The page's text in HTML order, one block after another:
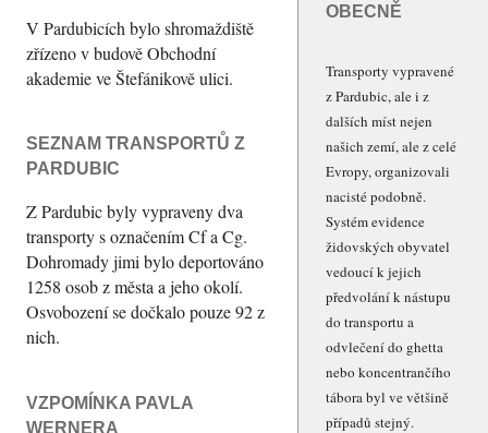
V Pardubicích bylo shromaždiště
zřízeno v budově Obchodní
akademie ve Štefánikově ulici.
SEZNAM TRANSPORTŮ Z
PARDUBIC
Z Pardubic byly vypraveny dva
transporty s označením Cf a Cg.
Dohromady jimi bylo deportováno
1258 osob z města a jeho okolí.
Osvobození se dočkalo pouze 92 z
nich.
VZPOMÍNKA PAVLA
WERNERA
OBECNĚ
Transporty vypravené
z Pardubic, ale i z
dalších míst nejen
našich zemí, ale z celé
Evropy, organizovali
nacisté podobně.
Systém evidence
židovských obyvatel
vedoucí k jejich
předvolání k nástupu
do transportu a
odvlečení do ghetta
nebo koncentrančího
tábora byl ve většině
případů stejný.